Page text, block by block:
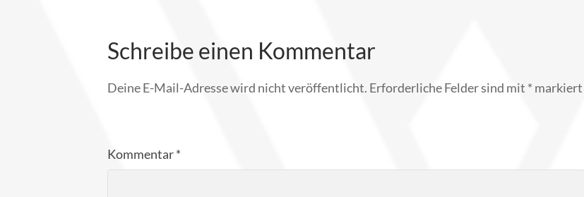
Schreibe einen Kommentar
Deine E-Mail-Adresse wird nicht veröffentlicht. Erforderliche Felder sind mit * markiert
Kommentar*